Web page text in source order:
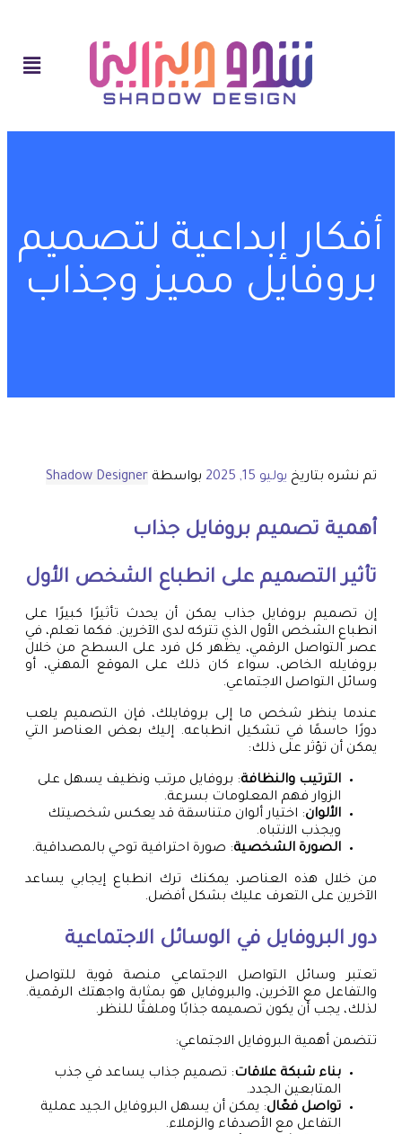
أفكار إبداعية لتصميم
بروفايل مميز وجذاب
تم نشره بتاريخ يوليو 15, 2025 بواسطة Shadow Designer
أهمية تصميم بروفايل جذاب
تأثير التصميم على انطباع الشخص الأول
إن تصميم بروفايل جذاب يمكن أن يحدث تأثيرًا كبيرًا على
انطباع الشخص الأول الذي تتركه لدى الآخرين. فكما تعلم، في
عصر التواصل الرقمي، يظهر كل فرد على السطح من خلال
بروفايله الخاص، سواء كان ذلك على الموقع المهني، أو
وسائل التواصل الاجتماعي.
عندما ينظر شخص ما إلى بروفايلك، فإن التصميم يلعب
دورًا حاسمًا في تشكيل انطباعه. إليك بعض العناصر التي
يمكن أن تؤثر على ذلك:
الترتيب والنظافة: بروفايل مرتب ونظيف يسهل على
الزوار فهم المعلومات بسرعة.
الألوان: اختيار ألوان متناسقة قد يعكس شخصيتك
ويجذب الانتباه.
الصورة الشخصية: صورة احترافية توحي بالمصداقية.
من خلال هذه العناصر، يمكنك ترك انطباع إيجابي يساعد
الآخرين على التعرف عليك بشكل أفضل.
دور البروفايل في الوسائل الاجتماعية
تعتبر وسائل التواصل الاجتماعي منصة قوية للتواصل
والتفاعل مع الآخرين، والبروفايل هو بمثابة واجهتك الرقمية.
لذلك، يجب أن يكون تصميمه جذابًا وملفتًا للنظر.
تتضمن أهمية البروفايل الاجتماعي:
بناء شبكة علاقات: تصميم جذاب يساعد في جذب
المتابعين الجدد.
تواصل فعّال: يمكن أن يسهل البروفايل الجيد عملية
التفاعل مع الأصدقاء والزملاء.